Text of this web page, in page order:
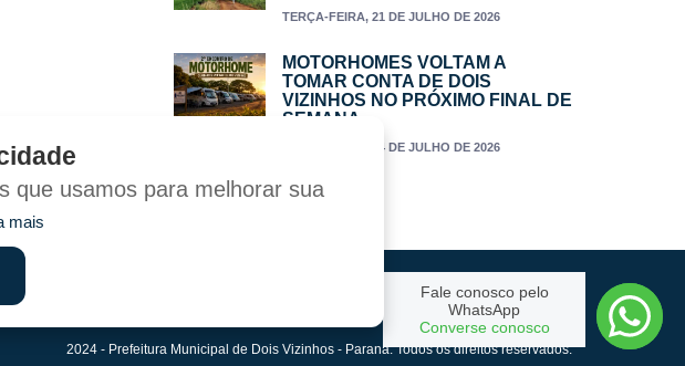
TERÇA-FEIRA, 21 DE JULHO DE 2026
MOTORHOMES VOLTAM A
TOMAR CONTA DE DOIS
VIZINHOS NO PRÓXIMO FINAL DE
SEMANA
TERÇA-FEIRA, 14 DE JULHO DE 2026
Criado por:
2024 - Prefeitura Municipal de Dois Vizinhos - Paraná. Todos os direitos reservados.
Fale conosco pelo
WhatsApp
Converse conosco
que usamos para melhorar sua
mais